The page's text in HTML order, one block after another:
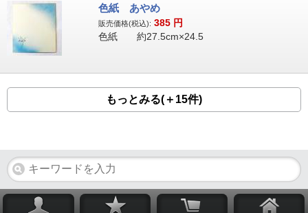
色紙 あやめ
販売価格(税込): 385 円
色紙 約27.5cm×24.5
もっとみる(＋15件)